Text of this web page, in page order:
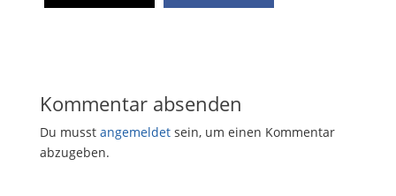
Kommentar absenden
Du musst angemeldetsein, um einen Kommentar
abzugeben.